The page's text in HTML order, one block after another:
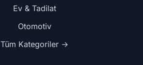
Ev & Tadilat
Otomotiv
Tüm Kategoriler →